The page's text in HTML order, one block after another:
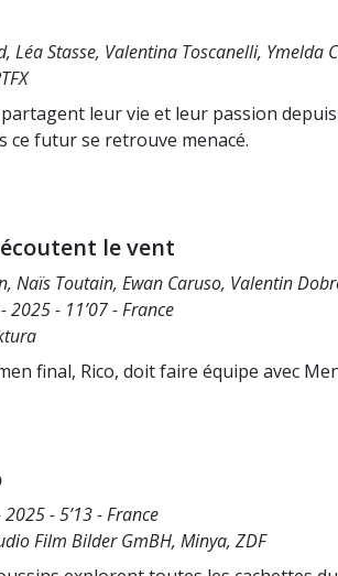
Léa Stasse, Valentina Toscanelli, Ymelda
leur vie et leur passion
ce futur se retrouve menacé.
le vent
Naïs Toutain, Ewan Caruso, Valentin
2025 - 11’07 - France
final, Rico, doit faire équipe avec
- 5’13 - France
Film Bilder GmBH, Minya, ZDF